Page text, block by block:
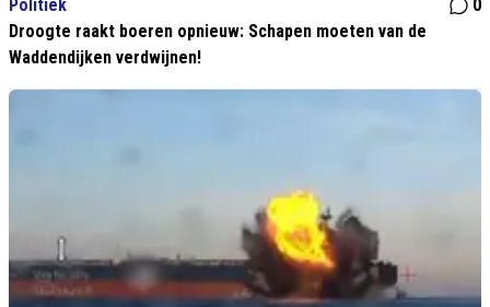
Politiek
0
Droogte raakt boeren opnieuw: Schapen moeten van de
Waddendijken verdwijnen!